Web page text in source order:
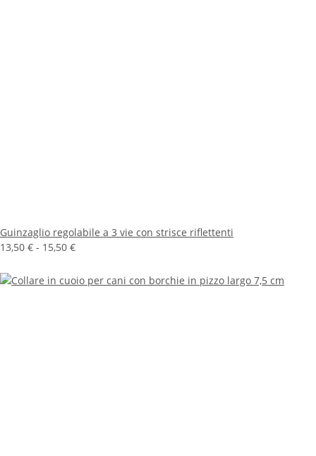
Guinzaglio regolabile a 3 vie con strisce riflettenti
13,50 € - 15,50 €